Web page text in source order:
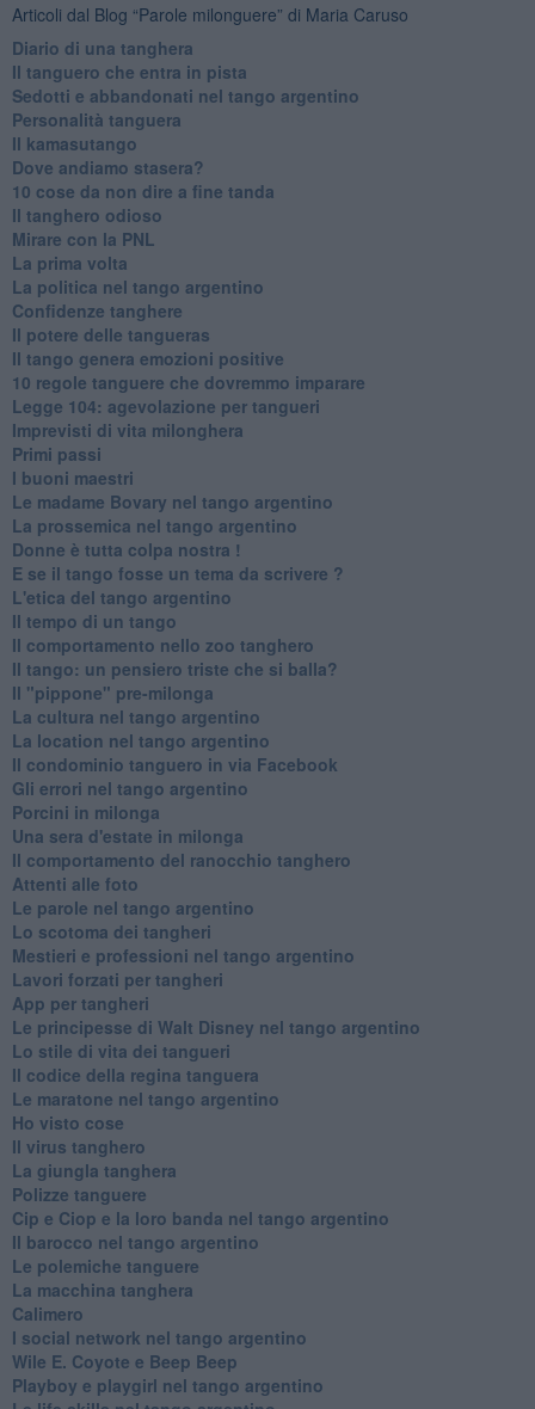
Articoli dal Blog “Parole milonguere” di Maria Caruso
Diario di una tanghera
Il tanguero che entra in pista
Sedotti e abbandonati nel tango argentino
Personalità tanguera
Il kamasutango
Dove andiamo stasera?
10 cose da non dire a fine tanda
Il tanghero odioso
Mirare con la PNL
La prima volta
La politica nel tango argentino
Confidenze tanghere
Il potere delle tangueras
Il tango genera emozioni positive
10 regole tanguere che dovremmo imparare
Legge 104: agevolazione per tangueri
Imprevisti di vita milonghera
Primi passi
I buoni maestri
Le madame Bovary nel tango argentino
La prossemica nel tango argentino
Donne è tutta colpa nostra !
E se il tango fosse un tema da scrivere ?
L'etica del tango argentino
Il tempo di un tango
Il comportamento nello zoo tanghero
Il tango: un pensiero triste che si balla?
Il "pippone" pre-milonga
La cultura nel tango argentino
La location nel tango argentino
Il condominio tanguero in via Facebook
Gli errori nel tango argentino
Porcini in milonga
Una sera d'estate in milonga
Il comportamento del ranocchio tanghero
Attenti alle foto
Le parole nel tango argentino
Lo scotoma dei tangheri
Mestieri e professioni nel tango argentino
Lavori forzati per tangheri
App per tangheri
Le principesse di Walt Disney nel tango argentino
Lo stile di vita dei tangueri
Il codice della regina tanguera
Le maratone nel tango argentino
Ho visto cose
Il virus tanghero
La giungla tanghera
Polizze tanguere
Cip e Ciop e la loro banda nel tango argentino
Il barocco nel tango argentino
Le polemiche tanguere
La macchina tanghera
Calimero
​I social network nel tango argentino
Wile E. Coyote e Beep Beep
Playboy e playgirl nel tango argentino